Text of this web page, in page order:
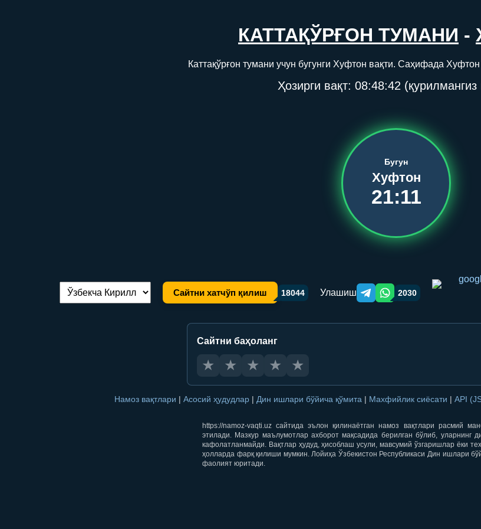
КАТТАҚЎРҒОН ТУМАНИ -
Каттақўрғон тумани учун бугунги Хуфтон вақти. Саҳифада
Ҳозирги вақт: 08:48:42 (қурилмангиз
Бугун
Хуфтон
21:11
Тилни алмаштириш: Сайтни хатчўп қилиш 18044 Улашиш Telegram orqali ulashish
WhatsApp orqali ulashish
2030
Сайтни баҳоланг
★ ★ ★ ★ ★
Намоз вақтлари | Асосий ҳудудлар | Дин ишлари бўйича қўмита | Махфийлик сиёсати | API
https://namoz-vaqti.uz сайтида эълон қилинаётган намоз вақтлари расмий
этилади. Мазкур маълумотлар ахборот мақсадида берилган бўлиб, уларнинг
кафолатланмайди. Вақтлар ҳудуд, ҳисоблаш усули, мавсумий ўзгаришлар ёки
ҳолларда фарқ қилиши мумкин. Лойиҳа Ўзбекистон Республикаси Дин ишлари
фаолият юритади.